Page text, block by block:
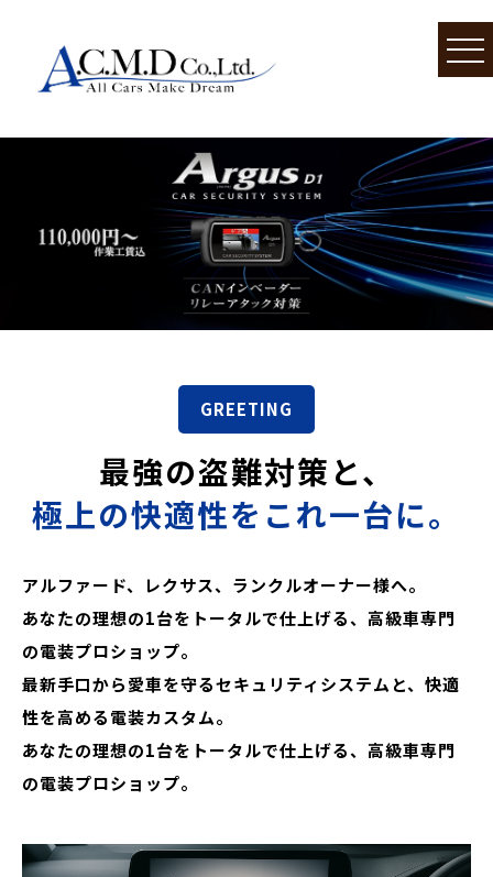
GREETING
最強の盗難対策と、
極上の快適性をこれ一台に。
アルファード、レクサス、ランクルオーナー様へ。
あなたの理想の1台をトータルで仕上げる、高級車専門
の電装プロショップ。
最新手口から愛車を守るセキュリティシステムと、快適
性を高める電装カスタム。
あなたの理想の1台をトータルで仕上げる、高級車専門
の電装プロショップ。